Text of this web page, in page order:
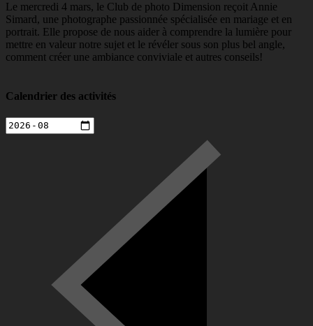
Le mercredi 4 mars, le Club de photo Dimension reçoit Annie
Simard, une photographe passionnée spécialisée en mariage et en
portrait. Elle propose de nous aider à comprendre la lumière pour
mettre en valeur notre sujet et le révéler sous son plus bel angle,
comment créer une ambiance conviviale et autres conseils!
Calendrier des activités